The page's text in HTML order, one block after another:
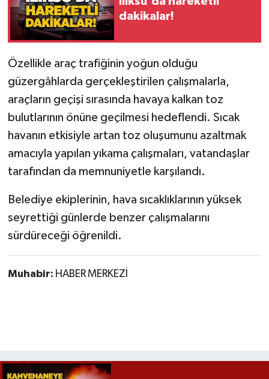
dakikalar!
Özellikle araç trafiğinin yoğun olduğu
güzergâhlarda gerçekleştirilen çalışmalarla,
araçların geçişi sırasında havaya kalkan toz
bulutlarının önüne geçilmesi hedeflendi. Sıcak
havanın etkisiyle artan toz oluşumunu azaltmak
amacıyla yapılan yıkama çalışmaları, vatandaşlar
tarafından da memnuniyetle karşılandı.
Belediye ekiplerinin, hava sıcaklıklarının yüksek
seyrettiği günlerde benzer çalışmalarını
sürdüreceği öğrenildi.
Muhabir: HABER MERKEZİ
Gökçebey
GÜNDEM
İş ilanı
Kilimli
Kültür - Sanat
Politika
Resmi İlan
Röportaj
Spor